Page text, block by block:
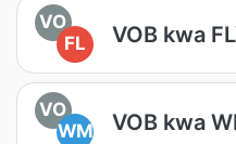
VO
FL
VOB kwa
VO
WM
VOB kwa